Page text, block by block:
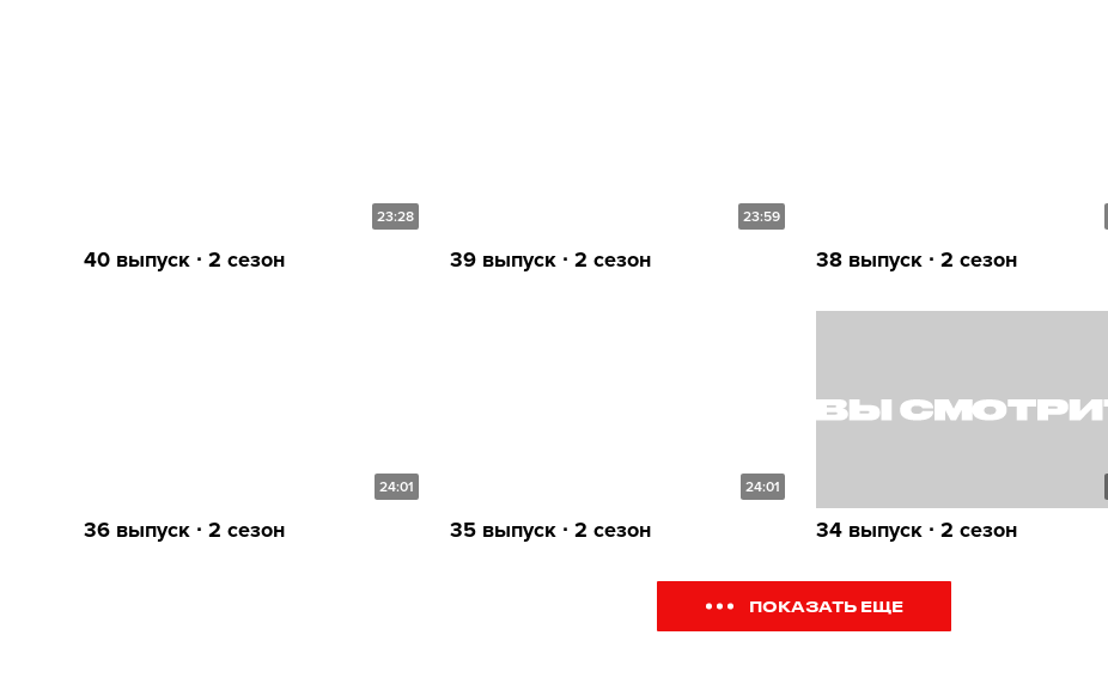
23:28
40 выпуск ∙ 2 сезон
23:59
39 выпуск ∙ 2 сезон 38 выпуск ∙ 2 сезон
24:01
36 выпуск ∙ 2 сезон
24:01
35 выпуск ∙ 2 сезон 34 выпуск ∙ 2 сезон
ПОКАЗАТЬ ЕЩЕ